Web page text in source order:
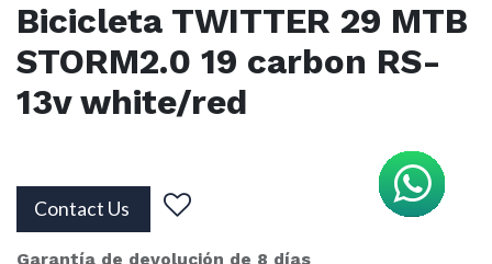
Bicicleta TWITTER 29 MTB
STORM2.0 19 carbon RS-
13v white/red
Contact Us
Garantía de devolución de 8 días